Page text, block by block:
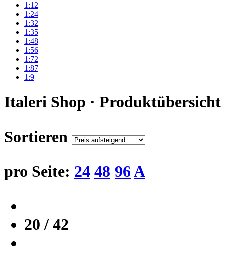
1:12
1:24
1:32
1:35
1:48
1:56
1:72
1:87
1:9
Italeri Shop · Produktübersicht
Sortieren
pro Seite: 24 48 96A
20 / 42